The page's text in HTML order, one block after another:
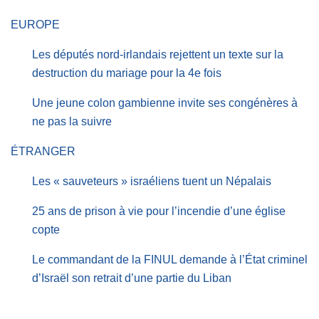
EUROPE
Les députés nord-irlandais rejettent un texte sur la
destruction du mariage pour la 4e fois
Une jeune colon gambienne invite ses congénères à
ne pas la suivre
ÉTRANGER
Les « sauveteurs » israéliens tuent un Népalais
25 ans de prison à vie pour l’incendie d’une église
copte
Le commandant de la FINUL demande à l’État criminel
d’Israël son retrait d’une partie du Liban